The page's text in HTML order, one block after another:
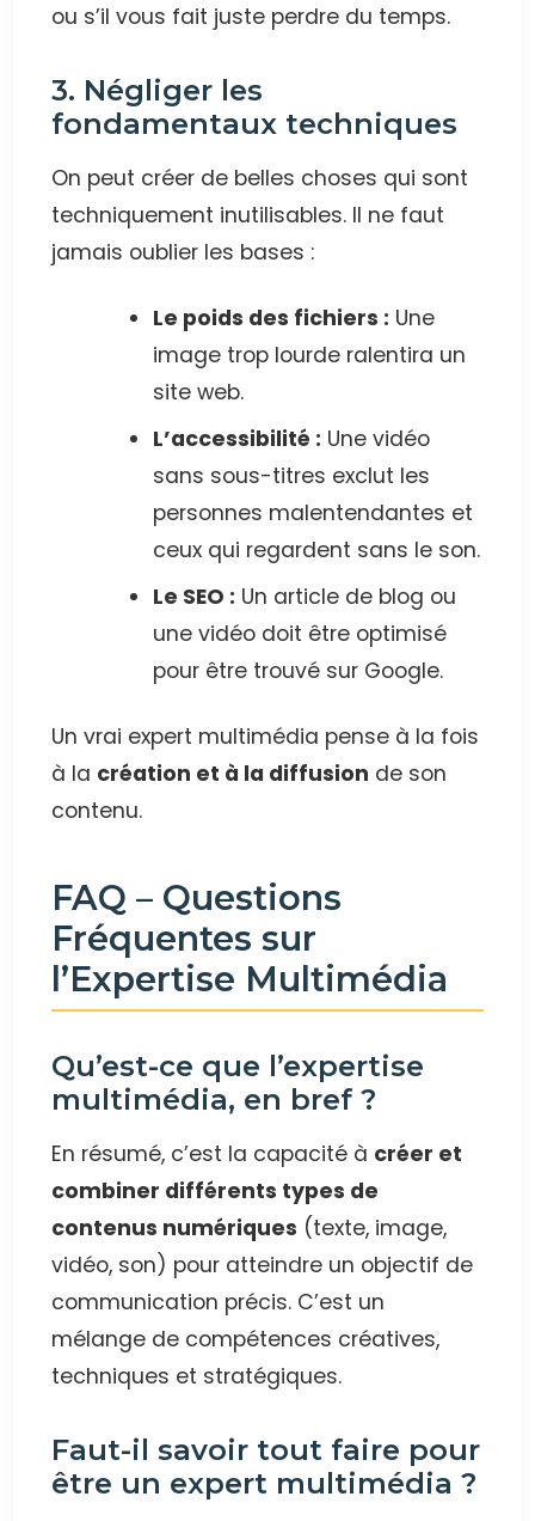
ou s’il vous fait juste perdre du temps.
3. Négliger les
fondamentaux techniques
On peut créer de belles choses qui sont
techniquement inutilisables. Il ne faut
jamais oublier les bases :
Le poids des fichiers : Une
image trop lourde ralentira un
site web.
L’accessibilité : Une vidéo
sans sous-titres exclut les
personnes malentendantes et
ceux qui regardent sans le son.
Le SEO : Un article de blog ou
une vidéo doit être optimisé
pour être trouvé sur Google.
Un vrai expert multimédia pense à la fois
à la création et à la diffusion de son
contenu.
FAQ – Questions
Fréquentes sur
l’Expertise Multimédia
Qu’est-ce que l’expertise
multimédia, en bref ?
En résumé, c’est la capacité à créer et
combiner différents types de
contenus numériques (texte, image,
vidéo, son) pour atteindre un objectif de
communication précis. C’est un
mélange de compétences créatives,
techniques et stratégiques.
Faut-il savoir tout faire pour
être un expert multimédia ?